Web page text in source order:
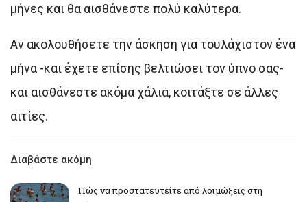
μήνες και θα αισθάνεστε πολύ καλύτερα.
Αν ακολουθήσετε την άσκηση για τουλάχιστον ένα
μήνα -και έχετε επίσης βελτιώσει τον ύπνο σας-
και αισθάνεστε ακόμα χάλια, κοιτάξτε σε άλλες
αιτίες.
Διαβάστε ακόμη
Πώς να προστατευτείτε από λοιμώξεις στη